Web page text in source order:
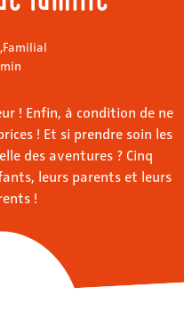
Familial
! Enfin, à condition de ne
! Et si prendre soin les
des aventures ? Cinq
leurs parents et leurs
!